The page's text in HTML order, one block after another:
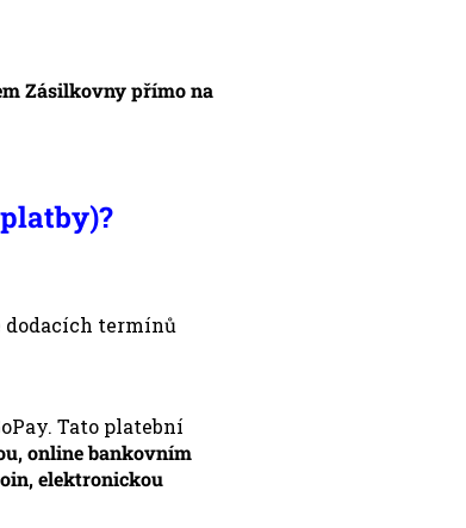
Zásilkovny přímo na
dodacích termínů
Tato platební
online bankovním
elektronickou